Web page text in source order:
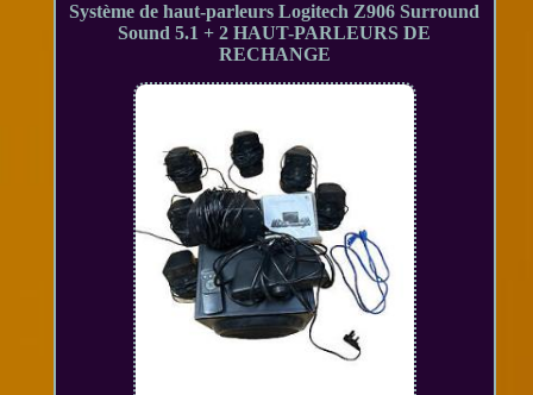
Système de haut-parleurs Logitech Z906 Surround
Sound 5.1 + 2 HAUT-PARLEURS DE
RECHANGE